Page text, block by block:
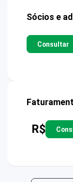
Sócios e
Consultar
R$